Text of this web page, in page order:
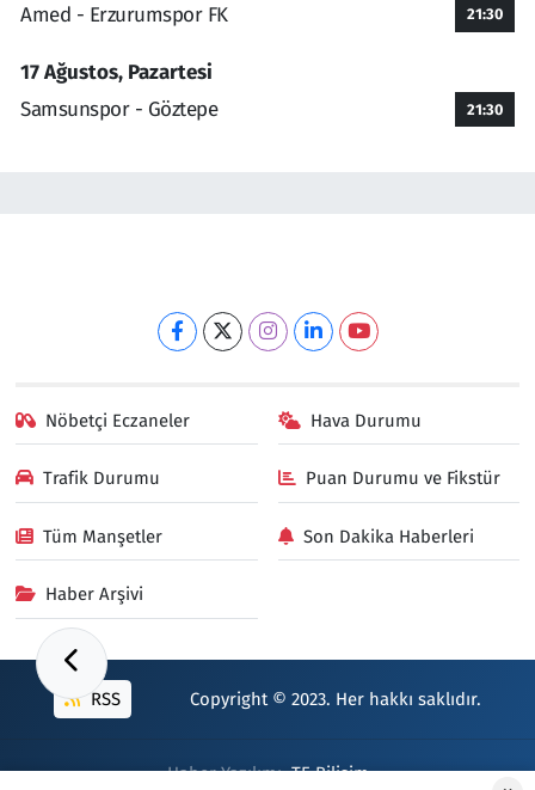
Amed - Erzurumspor FK 21:30
17 Ağustos, Pazartesi
Samsunspor - Göztepe
21:30
Nöbetçi Eczaneler Hava Durumu
Trafik Durumu Puan Durumu ve Fikstür
Tüm Manşetler Son Dakika Haberleri
Haber Arşivi
RSS Copyright © 2023. Her hakkı saklıdır.
Haber Yazılımı:TE Bilişim